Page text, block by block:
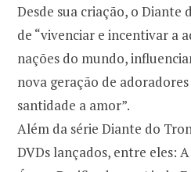
Desde sua criação, o Diante
de “vivenciar e incentivar a
nações do mundo,
nova geração de
santidade a amor”.
Além da série Diante do
DVDs lançados, entre eles: